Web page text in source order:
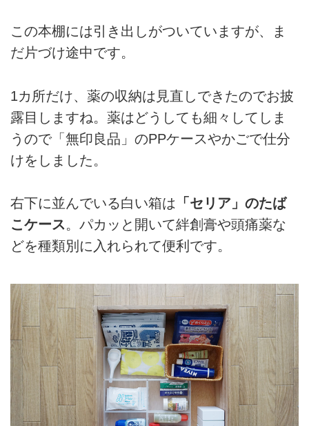
この本棚には引き出しがついていますが、ま
だ片づけ途中です。
1カ所だけ、薬の収納は見直しできたのでお披
露目しますね。薬はどうしても細々してしま
うので「無印良品」のPPケースやかごで仕分
けをしました。
右下に並んでいる白い箱は 「セリア」のたば
こケース。パカッと開いて絆創膏や頭痛薬な
どを種類別に入れられて便利です。